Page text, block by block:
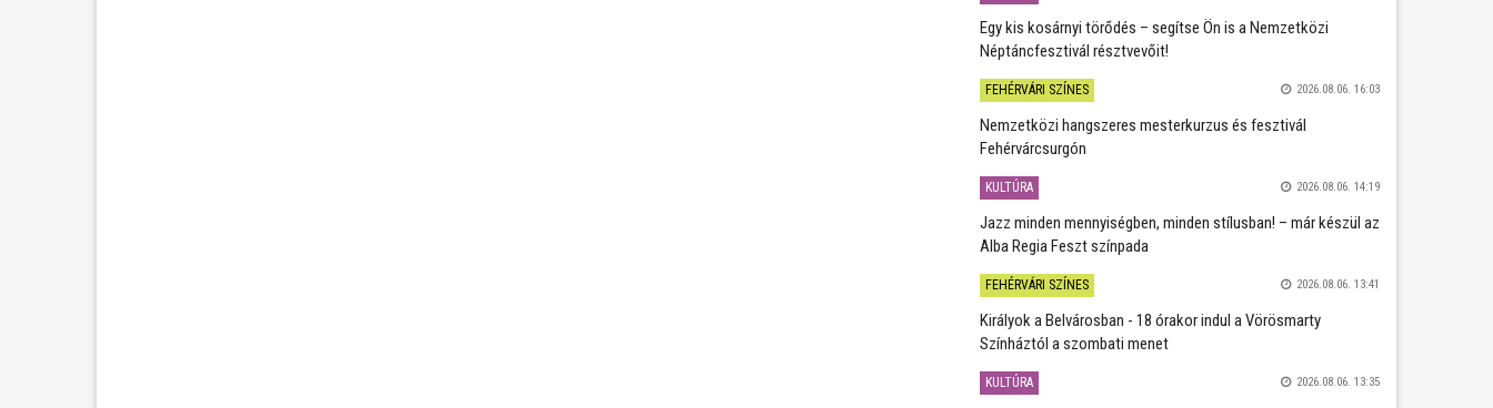
Egy kis kosárnyi törődés – segítse Ön is a Nemzetközi
Néptáncfesztivál résztvevőit!
FEHÉRVÁRI SZÍNES 2026.08.06. 16:03
Nemzetközi hangszeres mesterkurzus és fesztivál
Fehérvárcsurgón
KULTÚRA 2026.08.06. 14:19
Jazz minden mennyiségben, minden stílusban! – már készül az
Alba Regia Feszt színpada
FEHÉRVÁRI SZÍNES 2026.08.06. 13:41
Királyok a Belvárosban - 18 órakor indul a Vörösmarty
Színháztól a szombati menet
KULTÚRA 2026.08.06. 13:35